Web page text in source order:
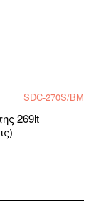
SDC-270S/BM
269lt